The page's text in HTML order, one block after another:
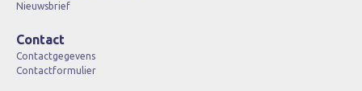
Nieuwsbrief
Contact
Contactgegevens
Contactformulier